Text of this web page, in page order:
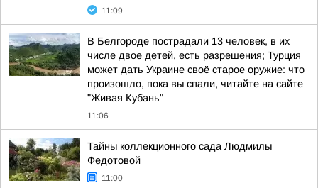
11:09
В Белгороде пострадали 13 человек, в их
числе двое детей, есть разрешения; Турция
может дать Украине своё старое оружие: что
произошло, пока вы спали, читайте на сайте
"Живая Кубань"
11:06
Тайны коллекционного сада Людмилы
Федотовой
11:00